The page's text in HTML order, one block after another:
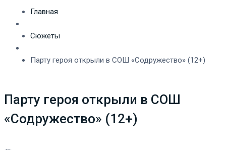
Главная
Сюжеты
Парту героя открыли в СОШ «Содружество» (12+)
Парту героя открыли в СОШ
«Содружество» (12+)